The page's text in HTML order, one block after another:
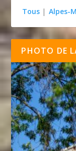
Tous | Alpes-
PHOTO DE